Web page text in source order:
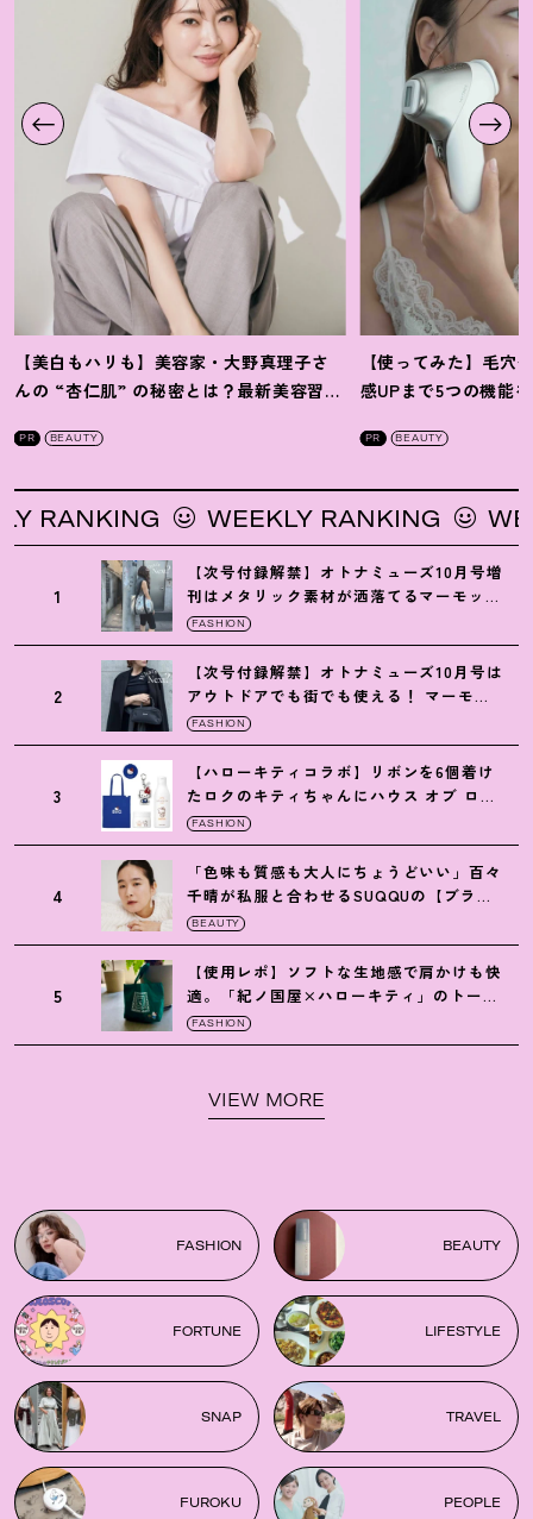
【美白もハリも】美容家・大野真理子さ
んの “杏仁肌” の秘密とは ？ 最新美容習慣
PR BEAUTY
【使ってみた】毛穴
感UPまで5つの機能
PR BEAUTY
WEEKLY RANKING
1
【次号付録解禁】オトナミューズ10月号増
刊はメタリック素材が洒落てるマーモット
の保冷バッグ
FASHION
2
【次号付録解禁】オトナミューズ10月号は
アウトドアでも街でも使える ！ マーモッ
トの黒ショルダー
FASHION
3
【ハローキティコラボ】リボンを6個着け
たロクのキティちゃんにハウス オブ ロー
ゼの限定パケも
FASHION
4
「色味も質感も大人にちょうどいい」百々
千晴が私服と合わせるSUQQUの【ブラー
リクイド リップ】6選
BEAUTY
5
【使用レポ】ソフトな生地感で肩かけも快
適。「紀ノ国屋×ハローキティ」のトート
がガシガシ使えて最高です
FASHION
VIEW MORE
FASHION BEAUTY
FORTUNE LIFESTYLE
SNAP TRAVEL
FUROKU PEOPLE